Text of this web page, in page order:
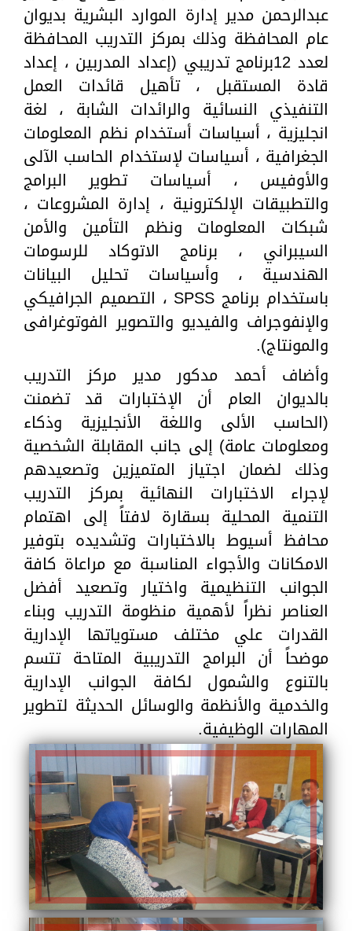
عبدالرحمن مدير إدارة الموارد البشرية بديوان
عام المحافظة وذلك بمركز التدريب المحافظة
لعدد 12برنامج تدريبي (إعداد المدربين ، إعداد
قادة المستقبل ، تأهيل قائدات العمل
التنفيذي النسائية والرائدات الشابة ، لغة
انجليزية ، أسياسات أستخدام نظم المعلومات
الجغرافية ، أسياسات لإستخدام الحاسب الآلى
والأوفيس ، أسياسات تطوير البرامج
والتطبيقات الإلكترونية ، إدارة المشروعات ،
شبكات المعلومات ونظم التأمين والأمن
السيبراني ، برنامج الاتوكاد للرسومات
الهندسية ، وأسياسات تحليل البيانات
باستخدام برنامج SPSS ، التصميم الجرافيكي
والإنفوجراف والفيديو والتصوير الفوتوغرافى
والمونتاج).
وأضاف أحمد مدكور مدير مركز التدريب
بالديوان العام أن الإختبارات قد تضمنت
(الحاسب الألى واللغة الأنجليزية وذكاء
ومعلومات عامة) إلى جانب المقابلة الشخصية
وذلك لضمان اجتياز المتميزين وتصعيدهم
لإجراء الاختبارات النهائية بمركز التدريب
التنمية المحلية بسقارة لافتاً إلى اهتمام
محافظ أسيوط بالاختبارات وتشديده بتوفير
الامكانات والأجواء المناسبة مع مراعاة كافة
الجوانب التنظيمية واختيار وتصعيد أفضل
العناصر نظراً لأهمية منظومة التدريب وبناء
القدرات علي مختلف مستوياتها الإدارية
موضحاً أن البرامج التدريبية المتاحة تتسم
بالتنوع والشمول لكافة الجوانب الإدارية
والخدمية والأنظمة والوسائل الحديثة لتطوير
المهارات الوظيفية.